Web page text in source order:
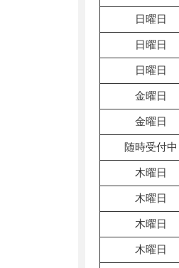
日曜日
日曜日
日曜日
金曜日
金曜日
随時受付中
木曜日
木曜日
木曜日
木曜日